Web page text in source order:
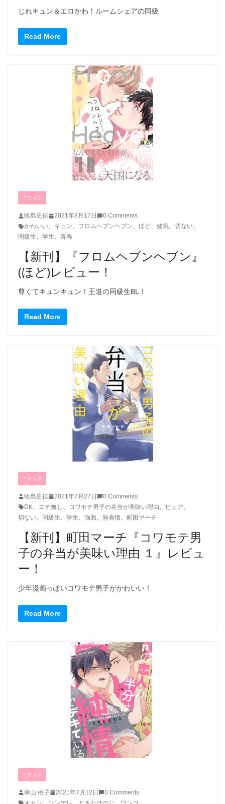
じれキュン＆エロかわ！ルームシェアの同級
Read More
コミック
牧島史佳 2021年8月17日
0 Comments
かわいい、 キュン、 フロムヘブンヘブン、 ほど、 健気、 切ない、
同級生、 学生、 青春
【新刊】『フロムヘブンヘブン』
(ほど)レビュー！
尊くてキュンキュン！王道の同級生BL！
Read More
コミック
牧島史佳 2021年7月27日
0 Comments
DK
エチ無し コワモテ男子の弁当が美味い理由 ピュア
切ない
同級生 学生 強面 無表情 町田マーチ
【新刊】町田マーチ『コワモテ男
子の弁当が美味い理由 １』レビュ
ー！
少年漫画っぽいコワモテ男子がかわいい！
Read More
コミック
幸山 桃子 2021年7月12日
0 Comments